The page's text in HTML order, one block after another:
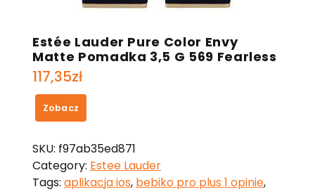
Estée Lauder Pure Color Envy
Matte Pomadka 3,5 G 569 Fearless
117,35zł
Zobacz
SKU: f97ab35ed871
Category: Estee Lauder
Tags: aplikacja ios, bebiko pro plus 1 opinie,